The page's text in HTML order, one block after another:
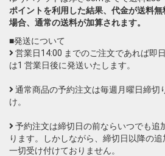
ポイントを利用した結果、代金が送料
場合、通常の送料が加算されます。
■発送について
営業日14:00 までのご注文であれば即
は1 営業日後に発送いたします。
通常商品の予約注文は毎週月曜日締切
け。
予約注文は締切日の前ならいつでも追
ります。しかしながら、締切日以降の
一切受け付けておりません。